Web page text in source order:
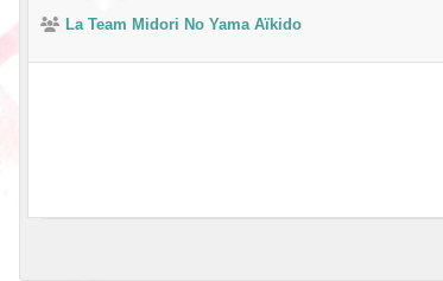
La Team Midori No Yama Aïkido